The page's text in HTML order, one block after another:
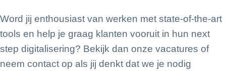
Word jij enthousiast van werken met state-of-the-art
tools en help je graag klanten vooruit in hun next
step digitalisering? Bekijk dan onze vacatures of
neem contact op als jij denkt dat we je nodig